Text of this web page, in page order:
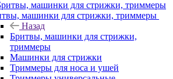
машинки для стрижки, триммеры
Назад
Бритвы, машинки для стрижки,
триммеры
Машинки для стрижки
Триммеры для носа и ушей